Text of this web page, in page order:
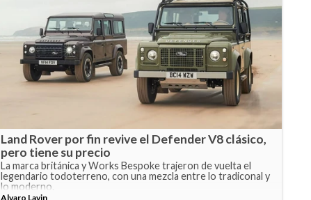
Land Rover por fin revive el Defender V8 clásico,
pero tiene su precio
La marca británica y Works Bespoke trajeron de vuelta el
legendario todoterreno, con una mezcla entre lo tradiconal y
lo moderno.
Alvaro Lavin